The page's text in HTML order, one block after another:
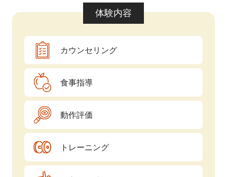
体験内容
カウンセリング
食事指導
動作評価
トレーニング